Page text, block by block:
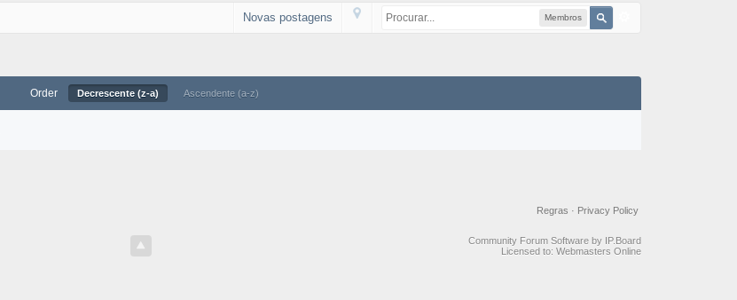
Membros
Novas postagens
Order Decrescente (z-a) Ascendente (a-z)
Privacy Policy
Regras ·
Community Forum Software by IP.Board
Licensed to: Webmasters Online